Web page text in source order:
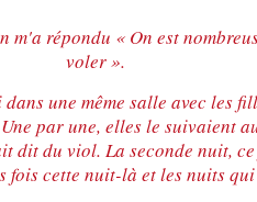
m'a répondu « On est
voler ».
une même salle avec les
par une, elles le suivaient
dit du viol. La seconde nuit,
fois cette nuit-là et les nuits